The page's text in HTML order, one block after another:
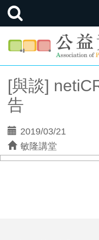
[與談]
告
2019/03/21
敏隆講堂